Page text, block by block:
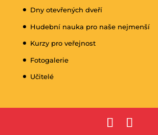
Dny otevřených dveří
Hudební nauka pro naše nejmenší
Kurzy pro veřejnost
Fotogalerie
Učitelé